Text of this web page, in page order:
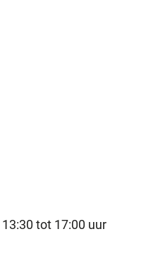
13:30 tot 17:00 uur